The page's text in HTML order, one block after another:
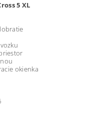
5 XL
okienka